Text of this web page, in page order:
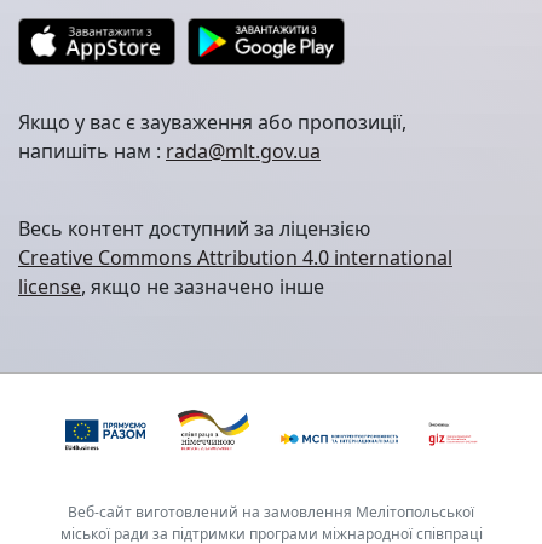
Якщо у вас є зауваження або пропозиції,
напишіть нам : rada@mlt.gov.ua
Весь контент доступний за ліцензією
Creative Commons Attribution 4.0 international
license, якщо не зазначено інше
Веб-сайт виготовлений на замовлення Мелітопольської
міської ради за підтримки програми міжнародної співпраці